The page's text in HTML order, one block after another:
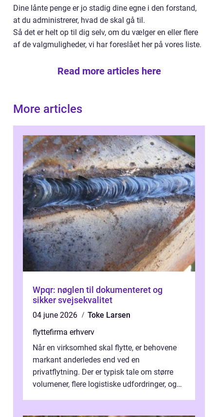
Dine lånte penge er jo stadig dine egne i den forstand,
at du administrerer, hvad de skal gå til.
Så det er helt op til dig selv, om du vælger en eller flere
af de valgmuligheder, vi har foreslået her på vores liste.
Read more articles here
More articles
Wpqr: nøglen til dokumenteret og
sikker svejsekvalitet
04 june 2026
Toke Larsen
flyttefirma erhverv
Når en virksomhed skal flytte, er behovene
markant anderledes end ved en
privatflytning. Der er typisk tale om større
volumener, flere logistiske udfordringer, og